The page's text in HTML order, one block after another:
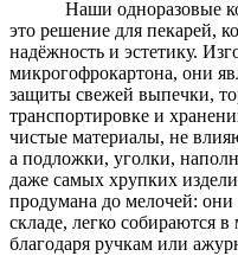
Наши одноразовые
это решение для пекарей,
надёжность и эстетику.
микрогофрокартона, они
защиты свежей выпечки,
транспортировке и
чистые материалы, не
а подложки, уголки,
даже самых хрупких
продумана до мелочей:
складе, легко собираются
благодаря ручкам или